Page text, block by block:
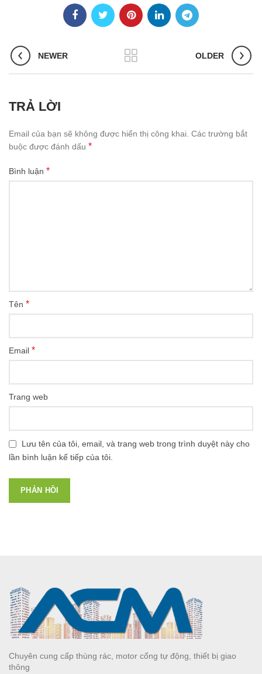
NEWER OLDER
TRẢ LỜI
Email của bạn sẽ không được hiển thị công khai. Các trường bắt
buộc được đánh dấu *
Bình luận *
Tên *
Email *
Trang web
Lưu tên của tôi, email, và trang web trong trình duyệt này cho
lần bình luận kế tiếp của tôi.
Chuyên cung cấp thùng rác, motor cổng tự động, thiết bị giao
thông